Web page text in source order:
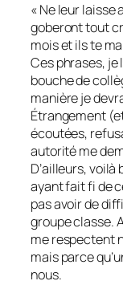
« Ne leur laisse
goberont tout
mois et ils te
Ces phrases, je
bouche de
manière je
Étrangement
écoutées,
autorité me
D’ailleurs, voilà
ayant fait fi de
pas avoir de
groupe classe.
me respectent
mais parce
nous.